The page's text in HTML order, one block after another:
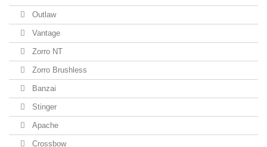
Outlaw
Vantage
Zorro NT
Zorro Brushless
Banzai
Stinger
Apache
Crossbow